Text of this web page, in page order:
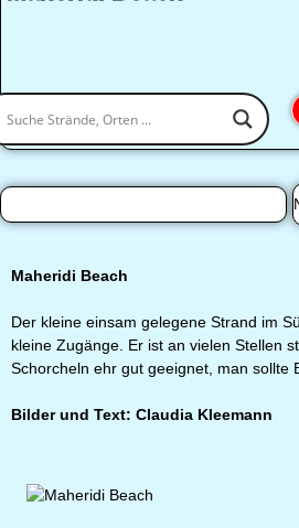
Maheridi Beach
Der kleine einsam gelegene Strand im
kleine Zugänge. Er ist an vielen Stellen
Schorcheln ehr gut geeignet, man sollte
Bilder und Text: Claudia Kleemann